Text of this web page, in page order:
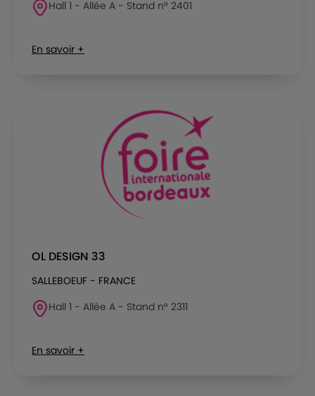
Hall 1 - Allée A - Stand n° 2401
En savoir +
OL DESIGN 33
SALLEBOEUF - FRANCE
Hall 1 - Allée A - Stand n° 2311
En savoir +